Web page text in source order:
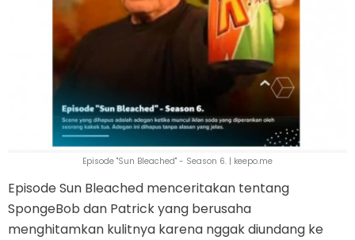
Episode "Sun Bleached" - Season 6. | keepo.me
Episode Sun Bleached menceritakan tentang
SpongeBob dan Patrick yang berusaha
menghitamkan kulitnya karena nggak diundang ke